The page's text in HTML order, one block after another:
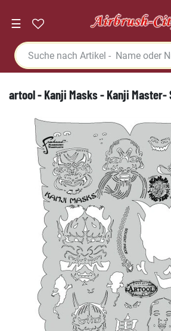
☰
artool - Kanji Masks - Kanji Master-